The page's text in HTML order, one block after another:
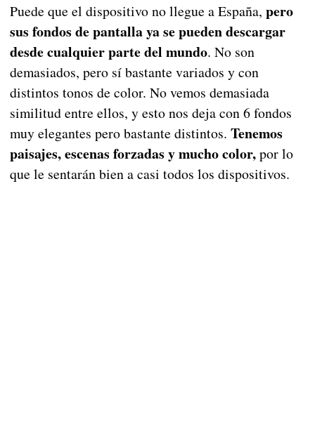
Puede que el dispositivo no llegue a España, pero
sus fondos de pantalla ya se pueden descargar
desde cualquier parte del mundo. No son
demasiados, pero sí bastante variados y con
distintos tonos de color. No vemos demasiada
similitud entre ellos, y esto nos deja con 6 fondos
muy elegantes pero bastante distintos. Tenemos
paisajes, escenas forzadas y mucho color,por lo
que le sentarán bien a casi todos los dispositivos.